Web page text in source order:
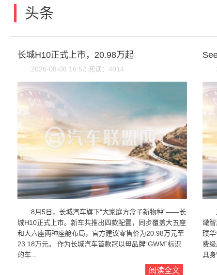
| 头条
长城H10正式上市，20.98万起
2026-08-06 16:52 阅读：4014
8月5日，长城汽车旗下“大家庭方盒子新物种”——长
城H10正式上市。新车共推出四款配置，同步覆盖大五座
和大六座两种座舱布局，官方建议零售价为20.98万元至
23.18万元。 作为长城汽车首款冠以母品牌“GWM”标识
的车...
阅读全文
瞰
璞
费
具